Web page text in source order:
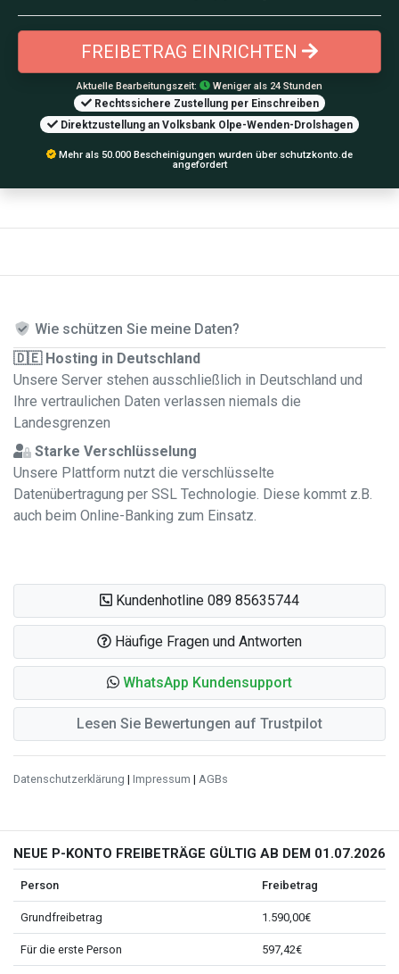
FREIBETRAG EINRICHTEN
Aktuelle Bearbeitungszeit: Weniger als 24 Stunden
Rechtssichere Zustellung per Einschreiben
Direktzustellung an Volksbank Olpe-Wenden-Drolshagen
Mehr als 50.000 Bescheinigungen wurden über schutzkonto.de
angefordert
Wie schützen Sie meine Daten?
🇩🇪 Hosting in Deutschland
Unsere Server stehen ausschließlich in Deutschland und
Ihre vertraulichen Daten verlassen niemals die
Landesgrenzen
Starke Verschlüsselung
Unsere Plattform nutzt die verschlüsselte
Datenübertragung per SSL Technologie. Diese kommt z.B.
auch beim Online-Banking zum Einsatz.
Kundenhotline 089 85635744
Häufige Fragen und Antworten
WhatsApp Kundensupport
Lesen Sie Bewertungen auf Trustpilot
Datenschutzerklärung | Impressum | AGBs
NEUE P-KONTO FREIBETRÄGE GÜLTIG AB DEM 01.07.2026
Person Freibetrag
Grundfreibetrag 1.590,00€
Für die erste Person 597,42€